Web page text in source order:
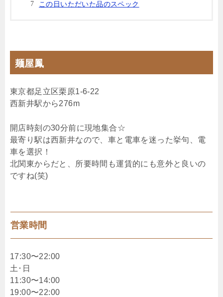
この日いただいた品のスペック
麺屋鳳
東京都足立区栗原1-6-22
西新井駅から276m
開店時刻の30分前に現地集合☆
最寄り駅は西新井なので、車と電車を迷った挙句、電
車を選択！
北関東からだと、所要時間も運賃的にも意外と良いの
ですね(笑)
営業時間
17:30〜22:00
土･日
11:30〜14:00
19:00〜22:00